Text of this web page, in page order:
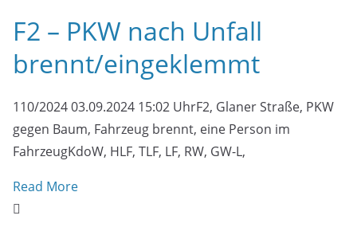
F2 – PKW nach Unfall
brennt/eingeklemmt
110/2024 03.09.2024 15:02 UhrF2, Glaner Straße, PKW
gegen Baum, Fahrzeug brennt, eine Person im
FahrzeugKdoW, HLF, TLF, LF, RW, GW-L,
Read More